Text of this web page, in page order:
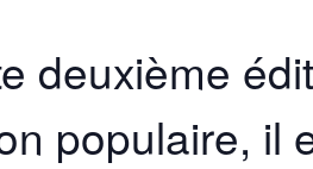
deuxième
populaire,